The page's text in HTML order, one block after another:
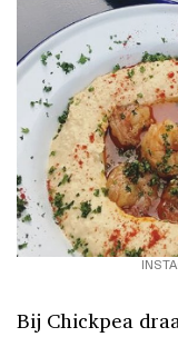
Bij Chickpea